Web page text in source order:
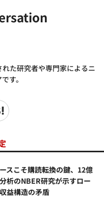
た研究者や専門家によるニ
す。
スこそ購読転換の鍵、12億
析のNBER研究が示すロー
益構造の矛盾